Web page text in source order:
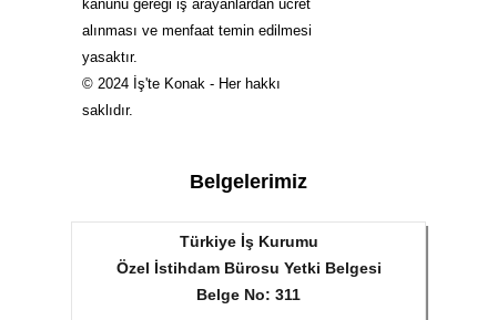
kanunu gereği iş arayanlardan ücret
alınması ve menfaat temin edilmesi
yasaktır.
© 2024 İş'te Konak - Her hakkı
saklıdır.
Belgelerimiz
Türkiye İş Kurumu
Özel İstihdam Bürosu Yetki Belgesi
Belge No: 311